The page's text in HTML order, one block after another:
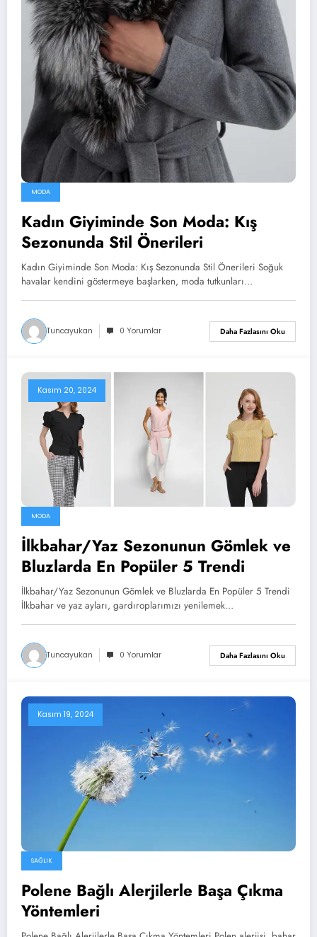
MODA
Kadın Giyiminde Son Moda: Kış
Sezonunda Stil Önerileri
Kadın Giyiminde Son Moda: Kış Sezonunda Stil Önerileri Soğuk
havalar kendini göstermeye başlarken, moda tutkunları…
Tuncayukan 0 Yorumlar Daha Fazlasını Oku
Kasım 20, 2024
MODA
İlkbahar/Yaz Sezonunun Gömlek ve
Bluzlarda En Popüler 5 Trendi
İlkbahar/Yaz Sezonunun Gömlek ve Bluzlarda En Popüler 5 Trendi
İlkbahar ve yaz ayları, gardıroplarımızı yenilemek…
Tuncayukan 0 Yorumlar Daha Fazlasını Oku
Kasım 19, 2024
SAĞLIK
Polene Bağlı Alerjilerle Başa Çıkma
Yöntemleri